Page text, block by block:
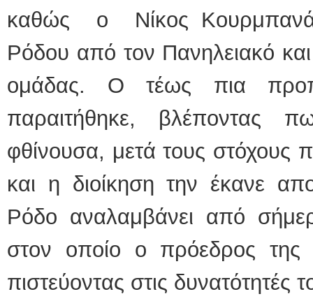
καθώς ο Νίκος
Ρόδου από τον Πανηλειακό
ομάδας. Ο τέως πια
παραιτήθηκε, βλέποντας
φθίνουσα, μετά τους στόχους
και η διοίκηση την έκανε
Ρόδο αναλαμβάνει από
στον οποίο ο πρόεδρος
πιστεύοντας στις δυνατότητές